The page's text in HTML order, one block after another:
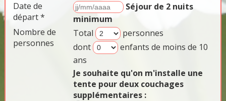
Date de
départ *
Séjour de 2 nuits
minimum
Nombre de
personnes
Total
personnes
dont
enfants de moins de 10
ans
Je souhaite qu'on m'installe une
tente pour deux couchages
supplémentaires :